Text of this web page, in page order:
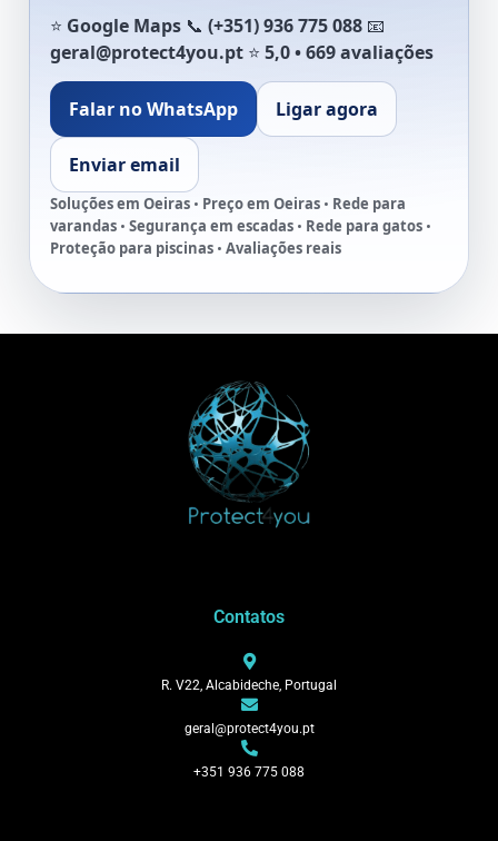
⭐ Google Maps 📞 (+351) 936 775 088 📧
geral@protect4you.pt ⭐ 5,0 • 669 avaliações
Falar no WhatsApp Ligar agora
Enviar email
Soluções em Oeiras • Preço em Oeiras • Rede para
varandas • Segurança em escadas • Rede para gatos •
Proteção para piscinas • Avaliações reais
Contatos
R. V22, Alcabideche, Portugal
geral@protect4you.pt
+351 936 775 088